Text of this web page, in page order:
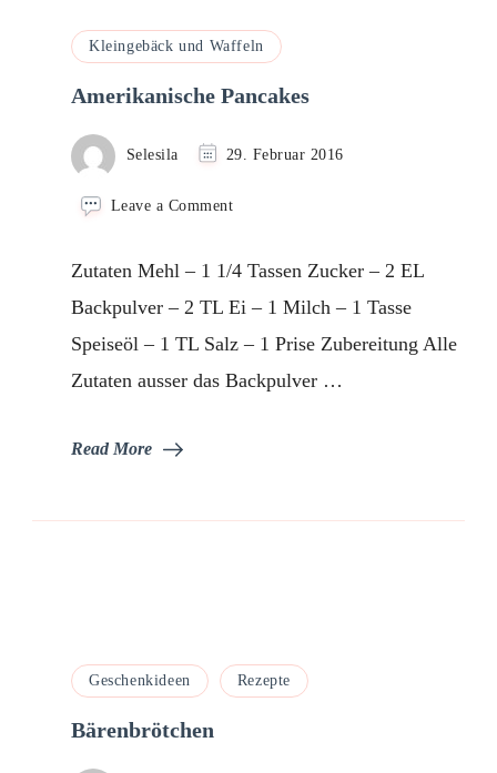
Kleingebäck und Waffeln
Amerikanische Pancakes
Selesila 29. Februar 2016
Leave a Commenton
Zutaten Mehl – 1 1/4 Tassen Zucker – 2 EL
Backpulver – 2 TL Ei – 1 Milch – 1 Tasse
Speiseöl – 1 TL Salz – 1 Prise Zubereitung Alle
Zutaten ausser das Backpulver …
Read More
Geschenkideen Rezepte
Bärenbrötchen